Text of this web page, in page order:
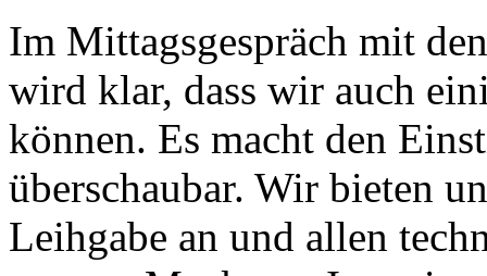
Im Mittagsgespräch mit
wird klar, dass wir auch
können. Es macht den
überschaubar. Wir bieten
Leihgabe an und allen